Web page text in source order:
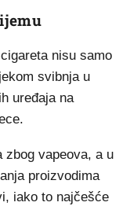
nisu samo
svibnja u
uređaja na
zbog vapeova, a u
proizvodima
iako to najčešće